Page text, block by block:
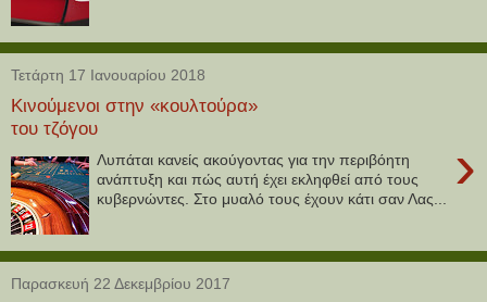
Τετάρτη 17 Ιανουαρίου 2018
Κινούμενοι στην «κουλτούρα»
του τζόγου
›
Λυπάται κανείς ακούγοντας για την περιβόητη
ανάπτυξη και πώς αυτή έχει εκληφθεί από τους
κυβερνώντες. Στο μυαλό τους έχουν κάτι σαν Λας...
Παρασκευή 22 Δεκεμβρίου 2017